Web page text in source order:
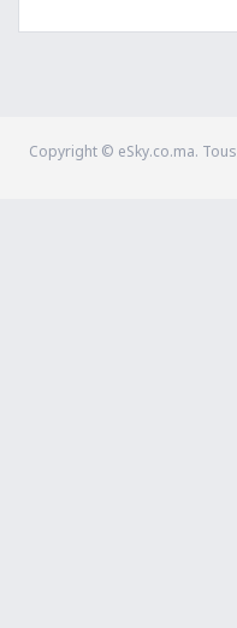
Copyright © eSky.co.ma.